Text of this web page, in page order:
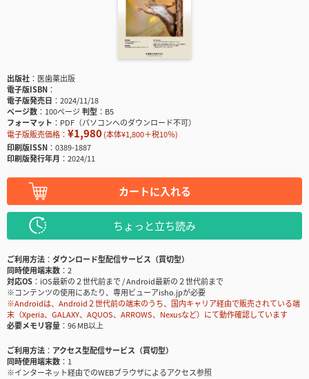
出版社
医歯薬出版
電子版ISBN
電子版発売日
2024/11/18
ページ数
100ページ判型
B5
フォーマット
PDF（パソコンへのダウンロード不可）
電子版販売価格： ¥1,980(本体¥1,800＋税10％)
印刷版ISSN
0389-1887
印刷版発行年月
2024/11
カートに入れる
ちょっと立ち読み
ご利用方法
ダウンロード型配信サービス（買切型）
同時使用端末数
2
対応OS
iOS最新の２世代前まで / Android最新の２世代前まで
※コンテンツの使用にあたり、専用ビューアisho.jpが必要
※Androidは、Android２世代前の端末のうち、国内キャリア経由で販売されている端
末（Xperia、GALAXY、AQUOS、ARROWS、Nexusなど）にて動作確認しています
必要メモリ容量
96 MB以上
ご利用方法
アクセス型配信サービス（買切型）
同時使用端末数
1
※インターネット経由でのWEBブラウザによるアクセス参照